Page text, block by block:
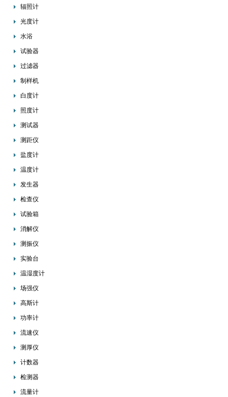
辐照计
光度计
水浴
试验器
过滤器
制样机
白度计
照度计
测试器
测距仪
盐度计
温度计
发生器
检查仪
试验箱
消解仪
测振仪
实验台
温湿度计
场强仪
高斯计
功率计
流速仪
测厚仪
计数器
检测器
流量计